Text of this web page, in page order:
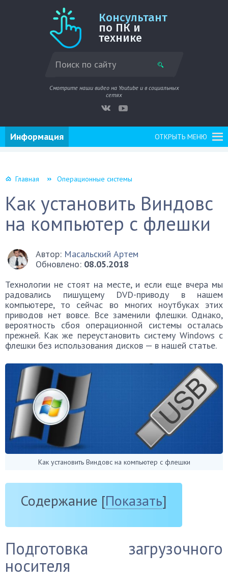
Консультант
по ПК и
технике
Смотрите наши видео на Youtube и в социальных
сетях
ОТКРЫТЬ МЕНЮ
Информация
Главная Операционные системы
Как установить Виндовс
на компьютер с флешки
Автор: Масальский Артем
Обновлено: 08.05.2018
Технологии не стоят на месте, и если еще вчера мы
радовались пишущему DVD-приводу в нашем
компьютере, то сейчас во многих ноутбуках этих
приводов нет вовсе. Все заменили флешки. Однако,
вероятность сбоя операционной системы осталась
прежней. Как же переустановить систему Windows с
флешки без использования дисков — в нашей статье.
Как установить Виндовс на компьютер с флешки
Содержание [Показать]
Подготовка загрузочного
носителя